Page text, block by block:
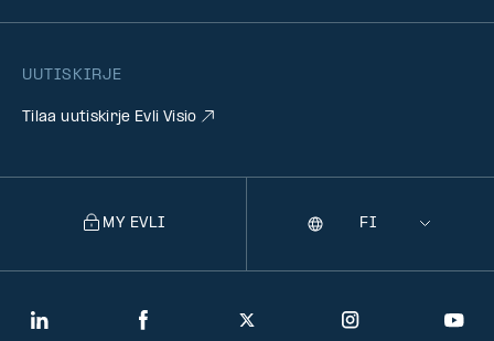
UUTISKIRJE
Tilaa uutiskirje Evli Visio
LinkedIn Facebook Twitter Instagram
MY EVLI
Selecting
Kieli